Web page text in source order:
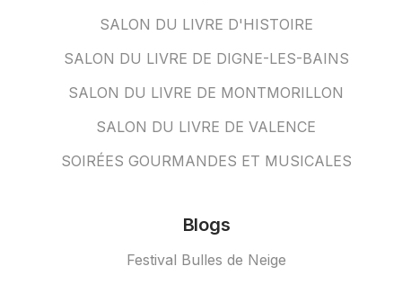
SALON DU LIVRE D'HISTOIRE
SALON DU LIVRE DE DIGNE-LES-BAINS
SALON DU LIVRE DE MONTMORILLON
SALON DU LIVRE DE VALENCE
SOIRÉES GOURMANDES ET MUSICALES
Blogs
Festival Bulles de Neige